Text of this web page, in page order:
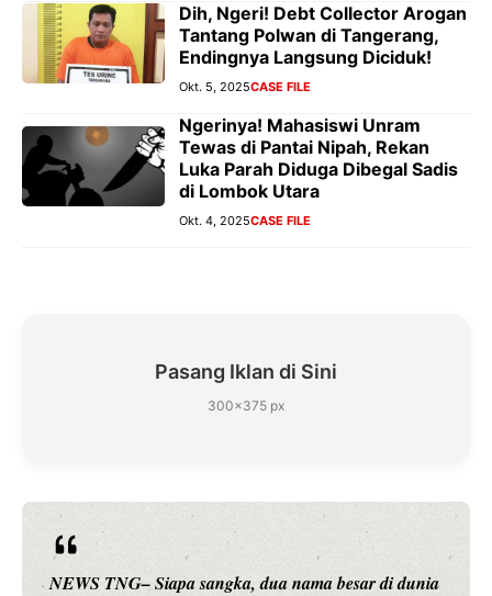
Dih, Ngeri! Debt Collector Arogan
Tantang Polwan di Tangerang,
Endingnya Langsung Diciduk!
Okt. 5, 2025CASE FILE
Ngerinya! Mahasiswi Unram
Tewas di Pantai Nipah, Rekan
Luka Parah Diduga Dibegal Sadis
di Lombok Utara
Okt. 4, 2025CASE FILE
Pasang Iklan di Sini
300×375 px
NEWS TNG– Siapa sangka, dua nama besar di dunia